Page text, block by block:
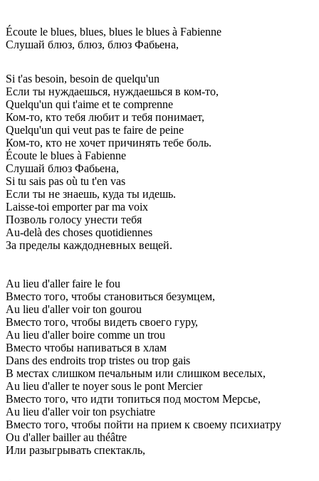
Écoute le blues, blues, blues le blues à Fabienne
Слушай блюз, блюз, блюз Фабьена,
Si t'as besoin, besoin de quelqu'un
Если ты нуждаешься, нуждаешься в ком-то,
Quelqu'un qui t'aime et te comprenne
Ком-то, кто тебя любит и тебя понимает,
Quelqu'un qui veut pas te faire de peine
Ком-то, кто не хочет причинять тебе боль.
Écoute le blues à Fabienne
Слушай блюз Фабьена,
Si tu sais pas où tu t'en vas
Если ты не знаешь, куда ты идешь.
Laisse-toi emporter par ma voix
Позволь голосу унести тебя
Au-delà des choses quotidiennes
За пределы каждодневных вещей.
Au lieu d'aller faire le fou
Вместо того, чтобы становиться безумцем,
Au lieu d'aller voir ton gourou
Вместо того, чтобы видеть своего гуру,
Au lieu d'aller boire comme un trou
Вместо чтобы напиваться в хлам
Dans des endroits trop tristes ou trop gais
В местах слишком печальным или слишком веселых,
Au lieu d'aller te noyer sous le pont Mercier
Вместо того, что идти топиться под мостом Мерсье,
Au lieu d'aller voir ton psychiatre
Вместо того, чтобы пойти на прием к своему психиатру
Ou d'aller bailler au théâtre
Или разыгрывать спектакль,